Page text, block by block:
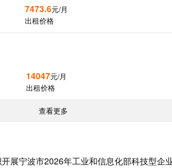
7473.6元/月
出租价格
14047元/月
出租价格
查看更多
开展宁波市2026年工业和信息化部科技型企